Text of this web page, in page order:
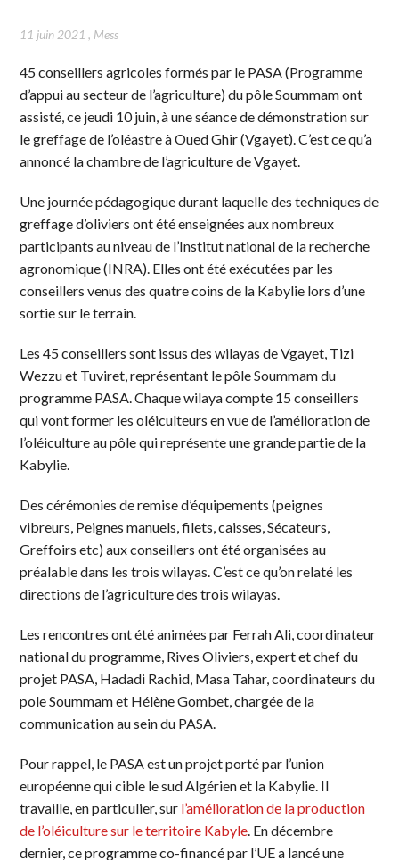
11 juin 2021 , Mess
45 conseillers agricoles formés par le PASA (Programme
d’appui au secteur de l’agriculture) du pôle Soummam ont
assisté, ce jeudi 10 juin, à une séance de démonstration sur
le greffage de l’oléastre à Oued Ghir (Vgayet). C’est ce qu’a
annoncé la chambre de l’agriculture de Vgayet.
Une journée pédagogique durant laquelle des techniques de
greffage d’oliviers ont été enseignées aux nombreux
participants au niveau de l’Institut national de la recherche
agronomique (INRA). Elles ont été exécutées par les
conseillers venus des quatre coins de la Kabylie lors d’une
sortie sur le terrain.
Les 45 conseillers sont issus des wilayas de Vgayet, Tizi
Wezzu et Tuviret, représentant le pôle Soummam du
programme PASA. Chaque wilaya compte 15 conseillers
qui vont former les oléiculteurs en vue de l’amélioration de
l’oléiculture au pôle qui représente une grande partie de la
Kabylie.
Des cérémonies de remise d’équipements (peignes
vibreurs, Peignes manuels, filets, caisses, Sécateurs,
Greffoirs etc) aux conseillers ont été organisées au
préalable dans les trois wilayas. C’est ce qu’on relaté les
directions de l’agriculture des trois wilayas.
Les rencontres ont été animées par Ferrah Ali, coordinateur
national du programme, Rives Oliviers, expert et chef du
projet PASA, Hadadi Rachid, Masa Tahar, coordinateurs du
pole Soummam et Hélène Gombet, chargée de la
communication au sein du PASA.
Pour rappel, le PASA est un projet porté par l’union
européenne qui cible le sud Algérien et la Kabylie. Il
travaille, en particulier, sur l’amélioration de la production
de l’oléiculture sur le territoire Kabyle. En décembre
dernier, ce programme co-financé par l’UE a lancé une